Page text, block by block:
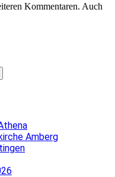
Kommentaren. Auch
Amberg